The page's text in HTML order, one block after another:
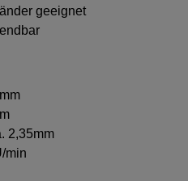
geeignet
2,35mm
min